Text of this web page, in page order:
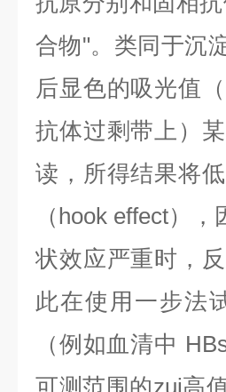
合物"。类同于沉
后显色的吸光值
抗体过剩带上）
读，所得结果将
（hook effect），
状效应严重时，
此在使用一步法
（例如血清中
可测范围的zui高